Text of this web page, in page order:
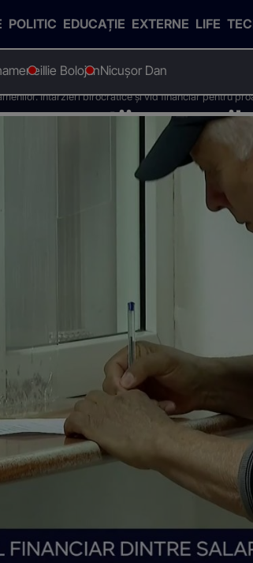
POLITIC EDUCAȚIE EXTERNE LIFE
Ilie BolojanNicușor Dan
Întârzieri birocratice și vid financiar pentru
emoții
pentru proaspeții